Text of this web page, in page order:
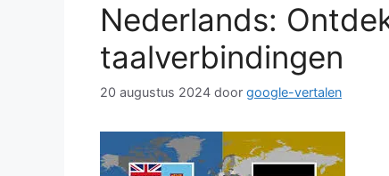
Nederlands:
taalverbindingen
20 augustus 2024 door google-vertalen